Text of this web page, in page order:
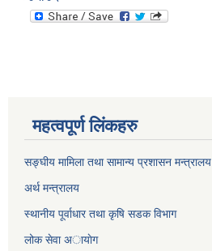
महत्वपूर्ण लिंकहरु
सङ्घीय मामिला तथा सामान्य प्रशासन मन्त्रालय
अर्थ मन्त्रालय
स्थानीय पूर्वाधार तथा कृषि सडक विभाग
लोक सेवा अायाेग